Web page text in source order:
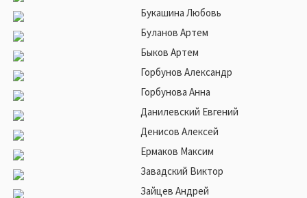
Букашина Любовь
Буланов Артем
Быков Артем
Горбунов Александр
Горбунова Анна
Данилевский Евгений
Денисов Алексей
Ермаков Максим
Завадский Виктор
Зайцев Андрей